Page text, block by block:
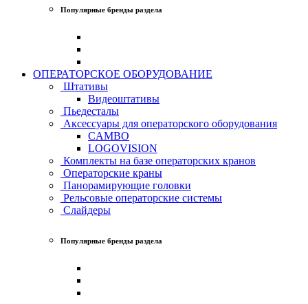
Популярные бренды раздела
ОПЕРАТОРСКОЕ ОБОРУДОВАНИЕ
Штативы
Видеоштативы
Пьедесталы
Аксессуары для операторского оборудования
CAMBO
LOGOVISION
Комплекты на базе операторских кранов
Операторские краны
Панорамирующие головки
Рельсовые операторские системы
Слайдеры
Популярные бренды раздела